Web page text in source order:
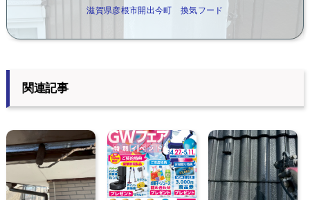
滋賀県彦根市開出今町 換気フード
関連記事